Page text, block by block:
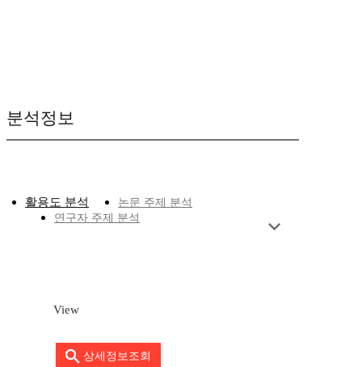
분석정보
활용도 분석
논문 주제 분석
연구자 주제 분석
View
상세정보조회